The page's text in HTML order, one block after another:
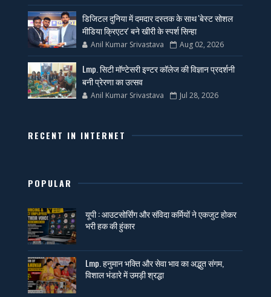
डिजिटल दुनिया में दमदार दस्तक के साथ 'बेस्ट सोशल
मीडिया क्रिएटर' बने खीरी के स्पर्श सिन्हा
Anil Kumar Srivastava Aug 02, 2026
Lmp. सिटी मॉण्टेसरी इण्टर कॉलेज की विज्ञान प्रदर्शनी
बनी प्रेरणा का उत्सव
Anil Kumar Srivastava Jul 28, 2026
RECENT IN INTERNET
POPULAR
यूपी : आउटसोर्सिंग और संविदा कर्मियों ने एकजुट होकर
भरी हक की हुंकार
Lmp. हनुमान भक्ति और सेवा भाव का अद्भुत संगम,
विशाल भंडारे में उमड़ी श्रद्धा